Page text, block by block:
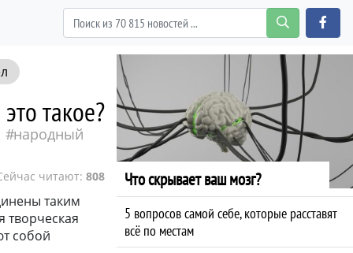
такое?
народный
читают: 808
таким
творческая
собой
Что скрывает ваш мозг?
5 вопросов самой себе, которые расставят
всё по местам